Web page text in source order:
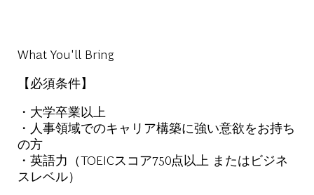
What You'll Bring
【必須条件】
・大学卒業以上
・人事領域でのキャリア構築に強い意欲をお持ち
の方
・英語力（TOEICスコア750点以上 またはビジネ
スレベル）